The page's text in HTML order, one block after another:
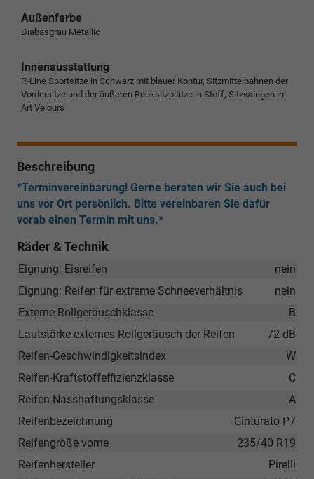
Außenfarbe
Diabasgrau Metallic
Innenausstattung
R-Line Sportsitze in Schwarz mit blauer Kontur, Sitzmittelbahnen der
Vordersitze und der äußeren Rücksitzplätze in Stoff, Sitzwangen in
Art Velours
Beschreibung
*Terminvereinbarung! Gerne beraten wir Sie auch bei
uns vor Ort persönlich. Bitte vereinbaren Sie dafür
vorab einen Termin mit uns.*
Räder & Technik
nein
Eignung: Eisreifen
nein
Eignung: Reifen für extreme Schneeverhältnis
B
Externe Rollgeräuschklasse
72 dB
Lautstärke externes Rollgeräusch der Reifen
W
Reifen-Geschwindigkeitsindex
C
Reifen-Kraftstoffeffizienzklasse
A
Reifen-Nasshaftungsklasse
Cinturato P7
Reifenbezeichnung
235/40 R19
Reifengröße vorne
Pirelli
Reifenhersteller